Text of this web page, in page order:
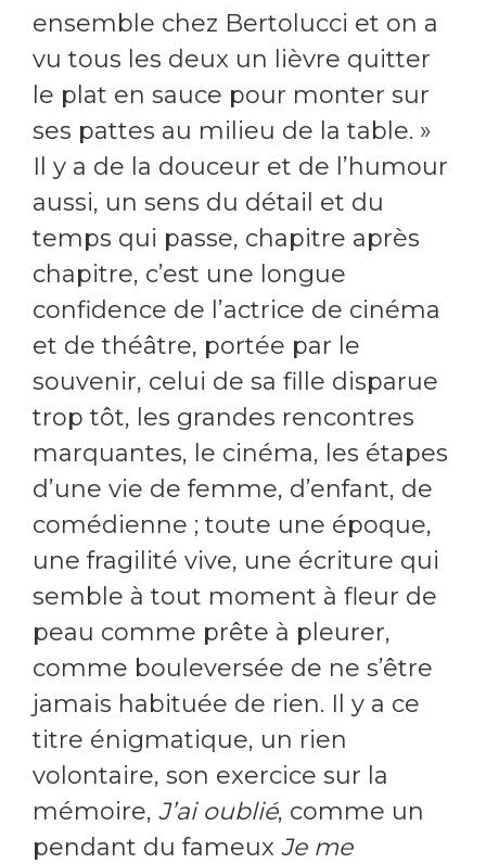
ensemble chez Bertolucci et on a
vu tous les deux un lièvre quitter
le plat en sauce pour monter sur
ses pattes au milieu de la table. »
Il y a de la douceur et de l’humour
aussi, un sens du détail et du
temps qui passe, chapitre après
chapitre, c’est une longue
confidence de l’actrice de cinéma
et de théâtre, portée par le
souvenir, celui de sa fille disparue
trop tôt, les grandes rencontres
marquantes, le cinéma, les étapes
d’une vie de femme, d’enfant, de
comédienne ; toute une époque,
une fragilité vive, une écriture qui
semble à tout moment à fleur de
peau comme prête à pleurer,
comme bouleversée de ne s’être
jamais habituée de rien. Il y a ce
titre énigmatique, un rien
volontaire, son exercice sur la
mémoire, J’ai oublié, comme un
pendant du fameux Je me